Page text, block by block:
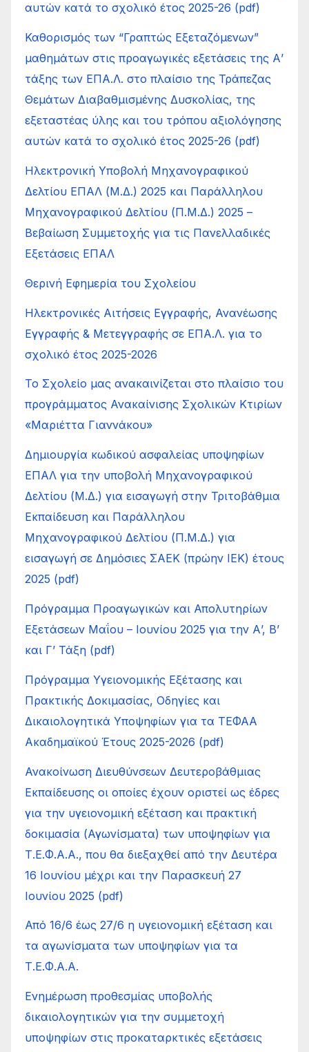
αυτών κατά το σχολικό έτος 2025-26 (pdf)
Καθορισμός των “Γραπτώς Εξεταζόμενων”
μαθημάτων στις προαγωγικές εξετάσεις της Α’
τάξης των ΕΠΑ.Λ. στο πλαίσιο της Τράπεζας
Θεμάτων Διαβαθμισμένης Δυσκολίας, της
εξεταστέας ύλης και του τρόπου αξιολόγησης
αυτών κατά το σχολικό έτος 2025-26 (pdf)
Ηλεκτρονική Υποβολή Μηχανογραφικού
Δελτίου ΕΠΑΛ (Μ.Δ.) 2025 και Παράλληλου
Μηχανογραφικού Δελτίου (Π.Μ.Δ.) 2025 –
Βεβαίωση Συμμετοχής για τις Πανελλαδικές
Εξετάσεις ΕΠΑΛ
Θερινή Εφημερία του Σχολείου
Ηλεκτρονικές Αιτήσεις Εγγραφής, Ανανέωσης
Εγγραφής & Μετεγγραφής σε ΕΠΑ.Λ. για το
σχολικό έτος 2025-2026
Το Σχολείο μας ανακαινίζεται στο πλαίσιο του
προγράμματος Ανακαίνισης Σχολικών Κτιρίων
«Μαριέττα Γιαννάκου»
Δημιουργία κωδικού ασφαλείας υποψηφίων
ΕΠΑΛ για την υποβολή Μηχανογραφικού
Δελτίου (Μ.Δ.) για εισαγωγή στην Τριτοβάθμια
Εκπαίδευση και Παράλληλου
Μηχανογραφικού Δελτίου (Π.Μ.Δ.) για
εισαγωγή σε Δημόσιες ΣΑΕΚ (πρώην ΙΕΚ) έτους
2025 (pdf)
Πρόγραμμα Προαγωγικών και Απολυτηρίων
Εξετάσεων Μαΐου – Ιουνίου 2025 για την Α’, Β’
και Γ’ Τάξη (pdf)
Πρόγραμμα Υγειονομικής Εξέτασης και
Πρακτικής Δοκιμασίας, Οδηγίες και
Δικαιολογητικά Υποψηφίων για τα ΤΕΦΑΑ
Ακαδημαϊκού Έτους 2025-2026 (pdf)
Ανακοίνωση Διευθύνσεων Δευτεροβάθμιας
Εκπαίδευσης οι οποίες έχουν οριστεί ως έδρες
για την υγειονομική εξέταση και πρακτική
δοκιμασία (Αγωνίσματα) των υποψηφίων για
Τ.Ε.Φ.Α.Α., που θα διεξαχθεί από την Δευτέρα
16 Ιουνίου μέχρι και την Παρασκευή 27
Ιουνίου 2025 (pdf)
Από 16/6 έως 27/6 η υγειονομική εξέταση και
τα αγωνίσματα των υποψηφίων για τα
Τ.Ε.Φ.Α.Α.
Ενημέρωση προθεσμίας υποβολής
δικαιολογητικών για την συμμετοχή
υποψηφίων στις προκαταρκτικές εξετάσεις